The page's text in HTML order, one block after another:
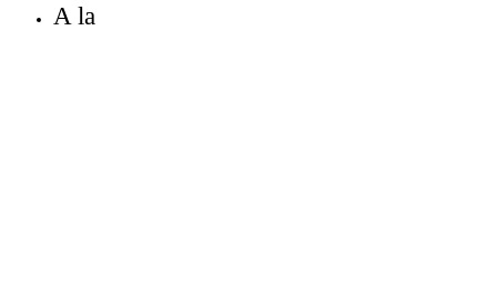
A la